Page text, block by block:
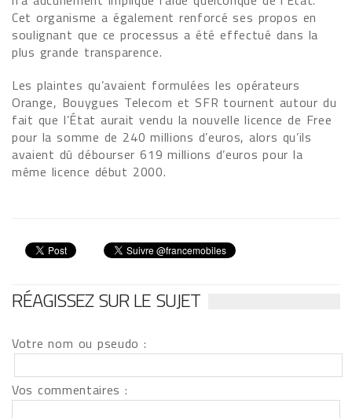
Cet organisme a également renforcé ses propos en
soulignant que ce processus a été effectué dans la
plus grande transparence.
Les plaintes qu’avaient formulées les opérateurs
Orange, Bouygues Telecom et SFR tournent autour du
fait que l’État aurait vendu la nouvelle licence de Free
pour la somme de 240 millions d’euros, alors qu’ils
avaient dû débourser 619 millions d’euros pour la
même licence début 2000.
RÉAGISSEZ SUR LE SUJET
Votre nom ou pseudo :
Vos commentaires :